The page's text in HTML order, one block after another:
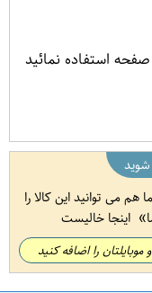
استفاده نمائید
هم می توانید این کالا را
اینجا خالیست
را اضافه کنید